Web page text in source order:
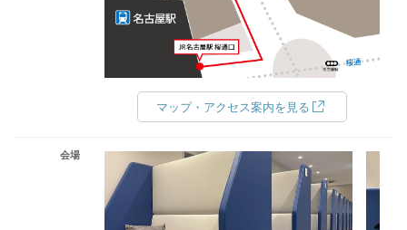
マップ・アクセス案内を見る
会場